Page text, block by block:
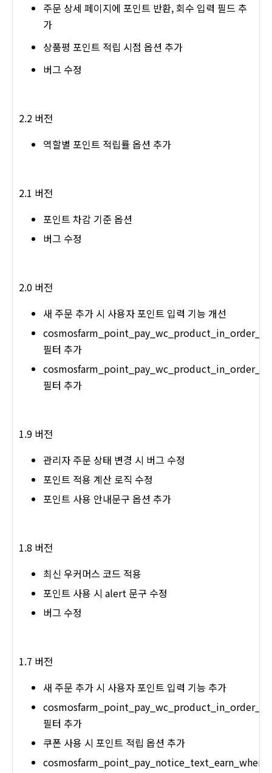
주문 상세 페이지에 포인트 반환, 회수 입력 필드 추
가
상품평 포인트 적립 시점 옵션 추가
버그 수정
2.2 버전
역할별 포인트 적립률 옵션 추가
2.1 버전
포인트 차감 기준 옵션
버그 수정
2.0 버전
새 주문 추가 시 사용자 포인트 입력 기능 개선
필터 추가
필터 추가
1.9 버전
관리자 주문 상태 변경 시 버그 수정
포인트 적용 계산 로직 수정
포인트 사용 안내문구 옵션 추가
1.8 버전
최신 우커머스 코드 적용
포인트 사용 시 alert 문구 수정
버그 수정
1.7 버전
새 주문 추가 시 사용자 포인트 입력 기능 추가
필터 추가
쿠폰 사용 시 포인트 적립 옵션 추가